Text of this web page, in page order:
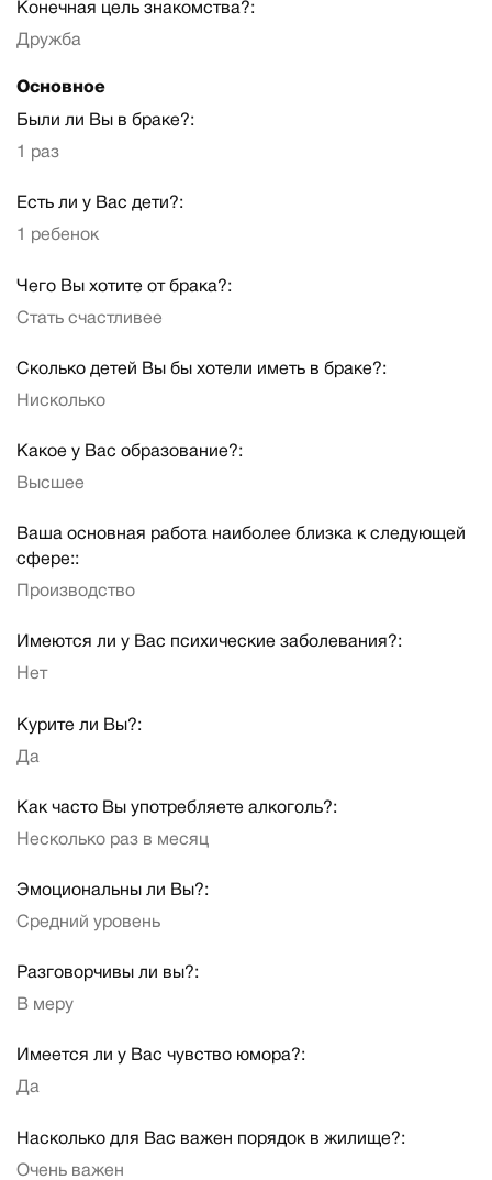
Конечная цель знакомства?:
Дружба
Основное
Были ли Вы в браке?:
1 раз
Есть ли у Вас дети?:
1 ребенок
Чего Вы хотите от брака?:
Стать счастливее
Сколько детей Вы бы хотели иметь в браке?:
Нисколько
Какое у Вас образование?:
Высшее
Ваша основная работа наиболее близка к следующей
сфере::
Производство
Имеются ли у Вас психические заболевания?:
Нет
Курите ли Вы?:
Да
Как часто Вы употребляете алкоголь?:
Несколько раз в месяц
Эмоциональны ли Вы?:
Средний уровень
Разговорчивы ли вы?:
В меру
Имеется ли у Вас чувство юмора?:
Да
Насколько для Вас важен порядок в жилище?:
Очень важен